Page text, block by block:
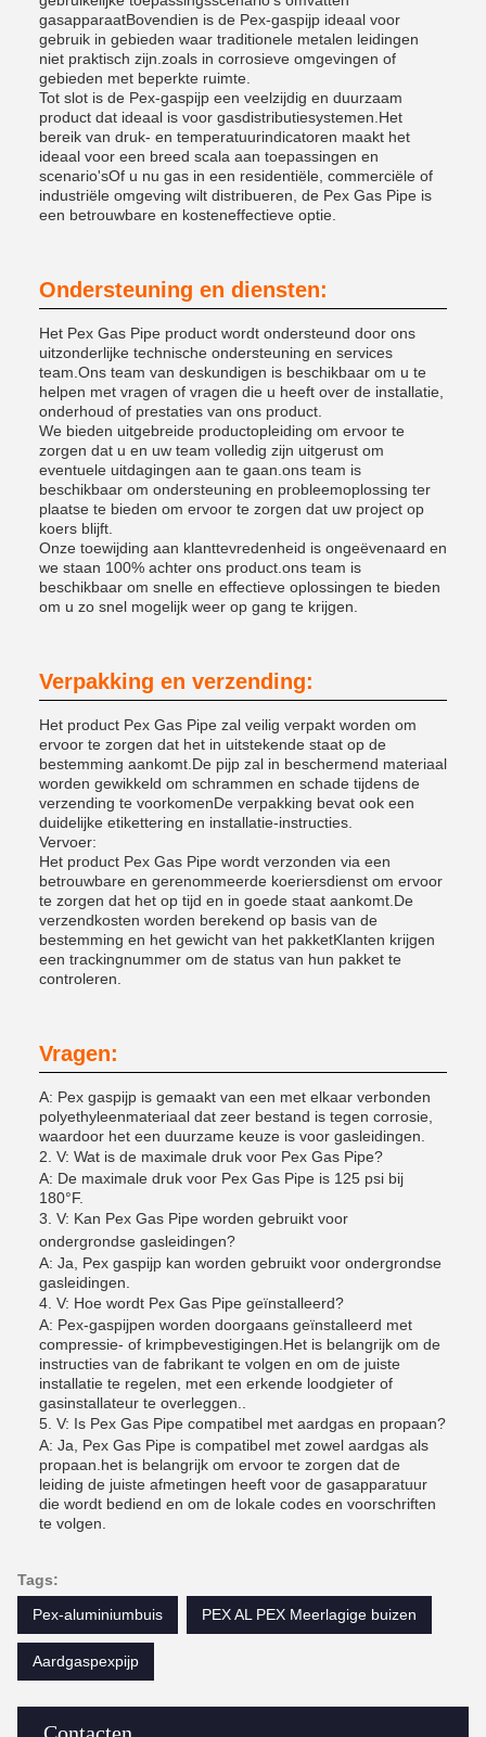
gasapparaatBovendien is de Pex-gaspijp ideaal voor
gebruik in gebieden waar traditionele metalen leidingen
niet praktisch zijn.zoals in corrosieve omgevingen of
gebieden met beperkte ruimte.
Tot slot is de Pex-gaspijp een veelzijdig en duurzaam
product dat ideaal is voor gasdistributiesystemen.Het
bereik van druk- en temperatuurindicatoren maakt het
ideaal voor een breed scala aan toepassingen en
scenario'sOf u nu gas in een residentiële, commerciële of
industriële omgeving wilt distribueren, de Pex Gas Pipe is
een betrouwbare en kosteneffectieve optie.
Ondersteuning en diensten:
Het Pex Gas Pipe product wordt ondersteund door ons
uitzonderlijke technische ondersteuning en services
team.Ons team van deskundigen is beschikbaar om u te
helpen met vragen of vragen die u heeft over de installatie,
onderhoud of prestaties van ons product.
We bieden uitgebreide productopleiding om ervoor te
zorgen dat u en uw team volledig zijn uitgerust om
eventuele uitdagingen aan te gaan.ons team is
beschikbaar om ondersteuning en probleemoplossing ter
plaatse te bieden om ervoor te zorgen dat uw project op
koers blijft.
Onze toewijding aan klanttevredenheid is ongeëvenaard en
we staan 100% achter ons product.ons team is
beschikbaar om snelle en effectieve oplossingen te bieden
om u zo snel mogelijk weer op gang te krijgen.
Verpakking en verzending:
Het product Pex Gas Pipe zal veilig verpakt worden om
ervoor te zorgen dat het in uitstekende staat op de
bestemming aankomt.De pijp zal in beschermend materiaal
worden gewikkeld om schrammen en schade tijdens de
verzending te voorkomenDe verpakking bevat ook een
duidelijke etikettering en installatie-instructies.
Vervoer:
Het product Pex Gas Pipe wordt verzonden via een
betrouwbare en gerenommeerde koeriersdienst om ervoor
te zorgen dat het op tijd en in goede staat aankomt.De
verzendkosten worden berekend op basis van de
bestemming en het gewicht van het pakketKlanten krijgen
een trackingnummer om de status van hun pakket te
controleren.
Vragen:
A: Pex gaspijp is gemaakt van een met elkaar verbonden
polyethyleenmateriaal dat zeer bestand is tegen corrosie,
waardoor het een duurzame keuze is voor gasleidingen.
2. V: Wat is de maximale druk voor Pex Gas Pipe?
A: De maximale druk voor Pex Gas Pipe is 125 psi bij
180°F.
3. V: Kan Pex Gas Pipe worden gebruikt voor
ondergrondse gasleidingen?
A: Ja, Pex gaspijp kan worden gebruikt voor ondergrondse
gasleidingen.
4. V: Hoe wordt Pex Gas Pipe geïnstalleerd?
A: Pex-gaspijpen worden doorgaans geïnstalleerd met
compressie- of krimpbevestigingen.Het is belangrijk om de
instructies van de fabrikant te volgen en om de juiste
installatie te regelen, met een erkende loodgieter of
gasinstallateur te overleggen..
5. V: Is Pex Gas Pipe compatibel met aardgas en propaan?
A: Ja, Pex Gas Pipe is compatibel met zowel aardgas als
propaan.het is belangrijk om ervoor te zorgen dat de
leiding de juiste afmetingen heeft voor de gasapparatuur
die wordt bediend en om de lokale codes en voorschriften
te volgen.
Tags:
Pex-aluminiumbuis
PEX AL PEX Meerlagige buizen
Aardgaspexpijp